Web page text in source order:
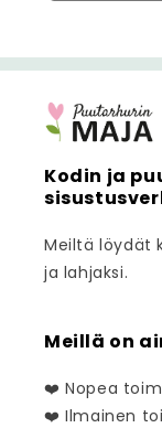
Kodin ja
Meiltä löydät
ja lahjaksi.
Meillä on
❤️ Nopea
❤️ Ilmainen